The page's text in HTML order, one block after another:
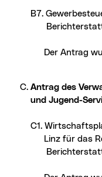
B7.
Der Antrag
Antrag des
und Jugend-
C1.
Linz für das